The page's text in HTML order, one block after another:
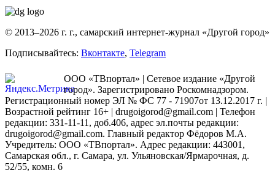
© 2013–2026 г. г., самарский интернет-журнал «Другой город»
Подписывайтесь: Вконтакте, Telegram
ООО «ТВпортал» | Сетевое издание «Другой
город». Зарегистрировано Роскомнадзором.
Регистрационный номер ЭЛ № ФС 77 - 71907от 13.12.2017 г. |
Возрастной рейтинг 16+ | drugoigorod@gmail.com | Телефон
редакции: 331-11-11, доб.406, адрес эл.почты редакции:
drugoigorod@gmail.com. Главный редактор Фёдоров М.А.
Учредитель: ООО «ТВпортал». Адрес редакции: 443001,
Самарская обл., г. Самара, ул. Ульяновская/Ярмарочная, д.
52/55, комн. 6